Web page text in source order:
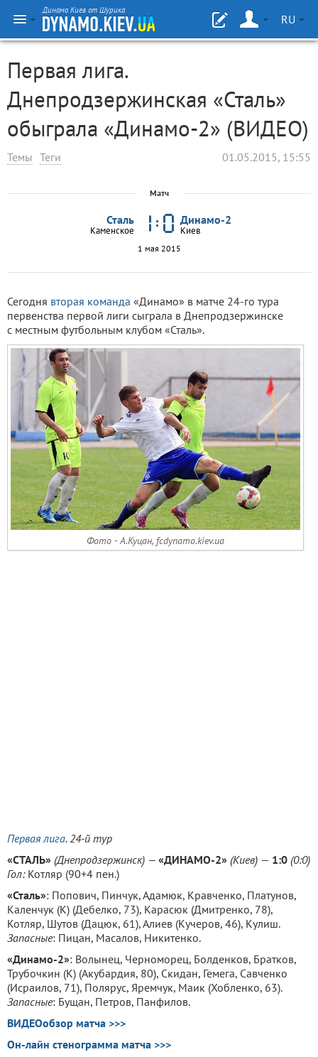
Динамо Киев от Шурика
RU
Первая лига.
Днепродзержинская «Сталь»
обыграла «Динамо-2» (ВИДЕО)
Темы Теги 01.05.2015, 15:55
Матч
Сталь
Каменское
Динамо-2
Киев
1 мая 2015
Сегодня вторая команда «Динамо» в матче 24-го тура
первенства первой лиги сыграла в Днепродзержинске
с местным футбольным клубом «Сталь».
Фото - А.Куцан, fcdynamo.kiev.ua
Первая лига. 24-й тур
«СТАЛЬ» (Днепродзержинск) — «ДИНАМО-2» (Киев) — 1:0 (0:0)
Гол: Котляр (90+4 пен.)
«Сталь»: Попович, Пинчук, Адамюк, Кравченко, Платунов,
Каленчук (К) (Дебелко, 73), Карасюк (Дмитренко, 78),
Котляр, Шутов (Дацюк, 61), Алиев (Кучеров, 46), Кулиш.
Запасные: Пицан, Масалов, Никитенко.
«Динамо-2»: Волынец, Черноморец, Болденков, Братков,
Трубочкин (К) (Акубардия, 80), Скидан, Гемега, Савченко
(Исраилов, 71), Полярус, Яремчук, Маик (Хобленко, 63).
Запасные: Бущан, Петров, Панфилов.
ВИДЕОобзор матча >>>
Он-лайн стенограмма матча >>>